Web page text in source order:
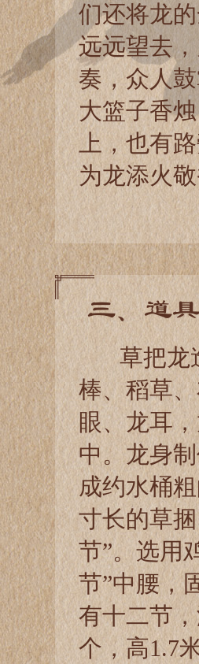
们还将龙
远远望去
奏，众人
大篮子香
上，也有
为龙添火
三、道
草把龙
棒、稻草
眼、龙耳
中。龙身
成约水桶
寸长的草
节”。选用
节”中腰，
有十二节
个，高1.7